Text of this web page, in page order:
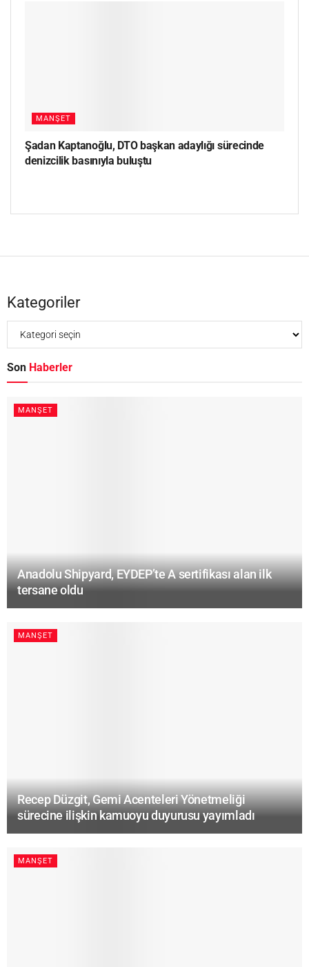
MANŞET
Şadan Kaptanoğlu, DTO başkan adaylığı sürecinde
denizcilik basınıyla buluştu
Kategoriler
Son Haberler
MANŞET
Anadolu Shipyard, EYDEP’te A sertifikası alan ilk
tersane oldu
MANŞET
Recep Düzgit, Gemi Acenteleri Yönetmeliği
sürecine ilişkin kamuoyu duyurusu yayımladı
MANŞET